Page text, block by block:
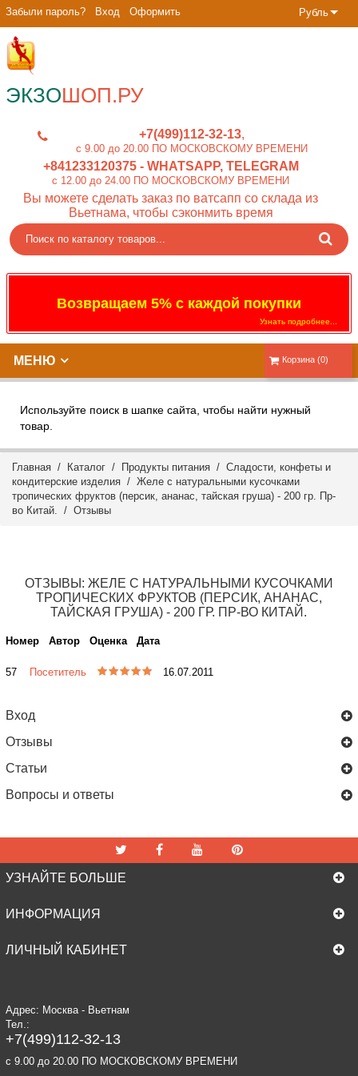
Рубль
Забыли пароль? Вход Оформить
ЭКЗОШОП.РУ
+7(499)112-32-13
c 9.00 до 20.00 ПО МОСКОВСКОМУ ВРЕМЕНИ
+841233120375- WHATSAPP, TELEGRAM
c 12.00 до 24.00 ПО МОСКОВСКОМУ ВРЕМЕНИ
Вы можете сделать заказ по ватсапп со склада из
Вьетнама, чтобы сэконмить время
Возвращаем 5% с каждой покупки
Узнать подробнее...
Корзина (0)
МЕНЮ
Используйте поиск в шапке сайта, чтобы найти нужный
товар.
Главная / Каталог / Продукты питания / Сладости, конфеты и
кондитерские изделия / Желе с натуральными кусочками
тропических фруктов (персик, ананас, тайская груша) - 200 гр. Пр-
во Китай. / Отзывы
ОТЗЫВЫ: ЖЕЛЕ С НАТУРАЛЬНЫМИ КУСОЧКАМИ
ТРОПИЧЕСКИХ ФРУКТОВ (ПЕРСИК, АНАНАС,
ТАЙСКАЯ ГРУША) - 200 ГР. ПР-ВО КИТАЙ.
Номер Автор Оценка Дата
57 Посетитель 16.07.2011
Вход
Отзывы
Статьи
Вопросы и ответы
УЗНАЙТЕ БОЛЬШЕ
ИНФОРМАЦИЯ
ЛИЧНЫЙ КАБИНЕТ
Адрес: Москва - Вьетнам
Тел.:
+7(499)112-32-13
c 9.00 до 20.00 ПО МОСКОВСКОМУ ВРЕМЕНИ